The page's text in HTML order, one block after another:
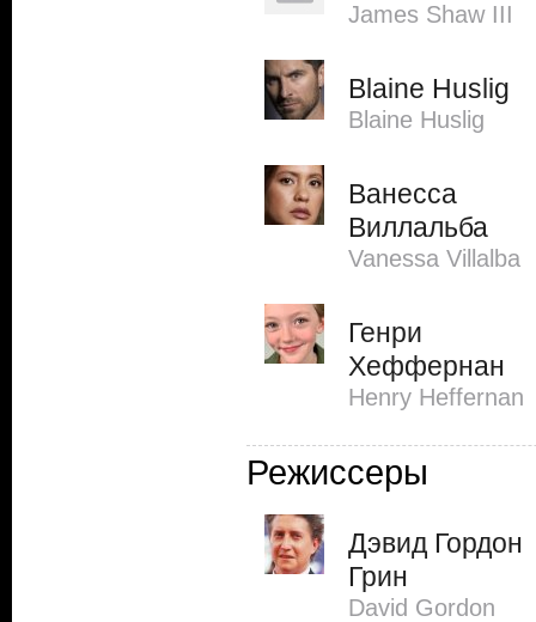
James Shaw III
Blaine Huslig
Blaine Huslig
Ванесса
Виллальба
Vanessa Villalba
Генри
Хеффернан
Henry Heffernan
Режиссеры
Дэвид Гордон
Грин
David Gordon